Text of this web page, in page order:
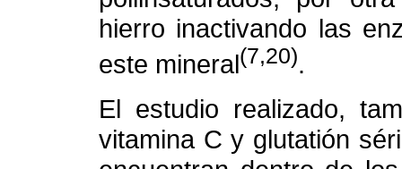
hierro inactivando las
este mineral(7,20).
El estudio realizado,
vitamina C y glutatión